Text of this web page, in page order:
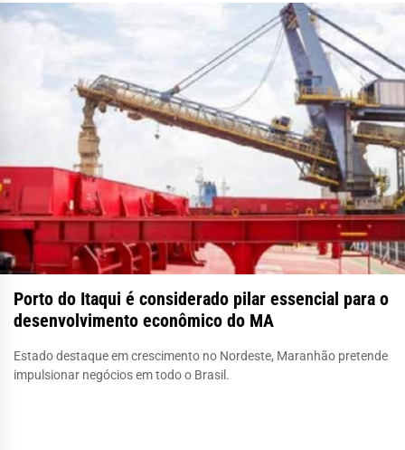
Porto do Itaqui é considerado pilar essencial para o
desenvolvimento econômico do MA
Estado destaque em crescimento no Nordeste, Maranhão pretende
impulsionar negócios em todo o Brasil.